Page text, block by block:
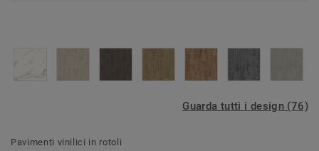
Guarda tutti i design (76)
Pavimenti vinilici in rotoli